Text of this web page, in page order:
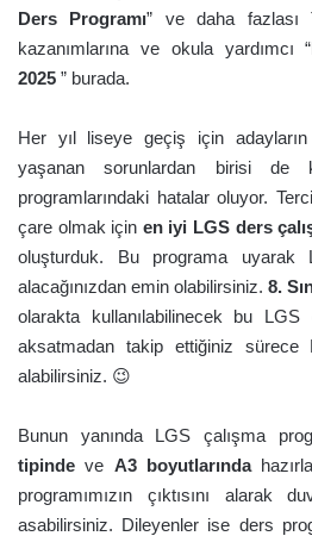
Ders Programı” ve daha fazlası
kazanımlarına ve okula yardımcı “
2025 ” burada.
Her yıl liseye geçiş için
yaşanan sorunlardan birisi de
programlarındaki hatalar oluyor.
çare olmak için en iyi LGS ders
oluşturduk. Bu programa uyarak
alacağınızdan emin olabilirsiniz. 8.
olarakta kullanılabilinecek bu LGS
aksatmadan takip ettiğiniz sürece
alabilirsiniz. 😉
Bunun yanında LGS çalışma
tipinde ve A3 boyutlarında
programımızın çıktısını alarak
asabilirsiniz. Dileyenler ise ders